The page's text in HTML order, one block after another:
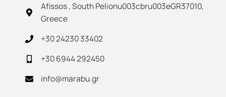
Afissos , South Pelionu003cbru003eGR37010,
Greece
+30 24230 33402
+30 6944 292450
info@marabu.gr